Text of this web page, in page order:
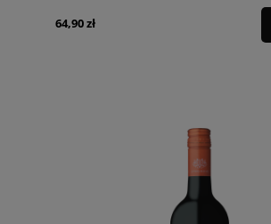
64,90 zł